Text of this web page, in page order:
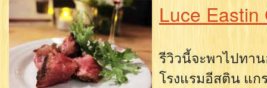
Luce
รีวิวนี้จะพาไปทา
โรงแรมอีสติน แก